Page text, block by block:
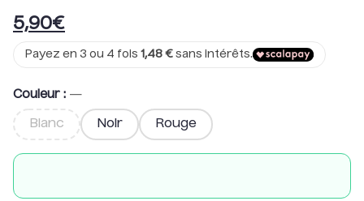
5,90€
Payez en 3 ou 4 fois 1,48 € sans intérêts.
Couleur : —
Blanc Noir Rouge